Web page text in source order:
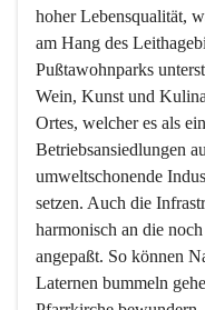
hoher Lebensqualität,
am Hang des
Pußtawohnparks
Wein, Kunst und
Ortes, welcher es als
Betriebsansiedlungen
umweltschonende
setzen. Auch die
harmonisch an die
angepaßt. So können
Laternen bummeln